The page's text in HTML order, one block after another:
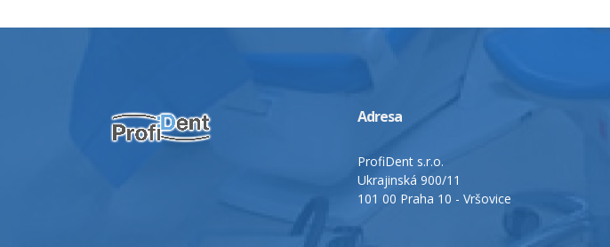
Adresa
ProfiDent s.r.o.
Ukrajinská 900/11
101 00 Praha 10 - Vršovice